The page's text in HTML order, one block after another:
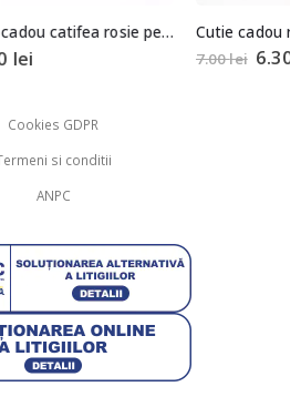
Cutie cadou catifea rosie pentru colier/pandantiv Cutie cadou rosie pentru bijuterii cu pernita 5,5x8x8,5cm
Cookies GDPR
si conditii
ANPC